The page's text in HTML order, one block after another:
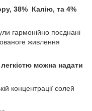
38% Калію, та 4%
гармонійно поєднані
живлення
легкістю можна надати
концентрації солей